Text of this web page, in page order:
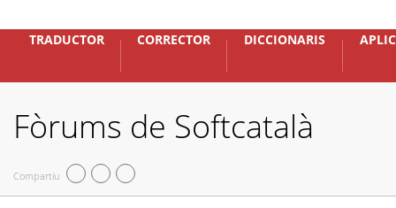
TRADUCTOR CORRECTOR DICCIONARIS
Fòrums de Softcatalà
Compartiu